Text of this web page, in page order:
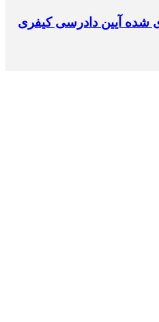
شده آیین دادرسی کیفری